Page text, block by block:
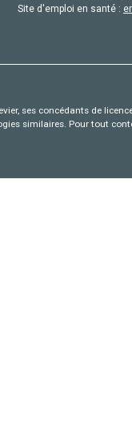
Site d'emploi en santé :
ses concédants de
similaires. Pour tout